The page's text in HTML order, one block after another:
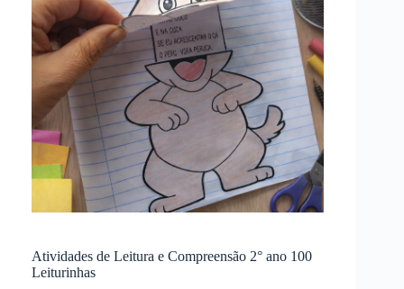
Atividades de Leitura e Compreensão 2° ano 100
Leiturinhas